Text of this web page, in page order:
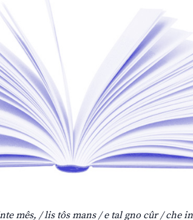
mês, / lis tôs mans / e tal gno cûr / che